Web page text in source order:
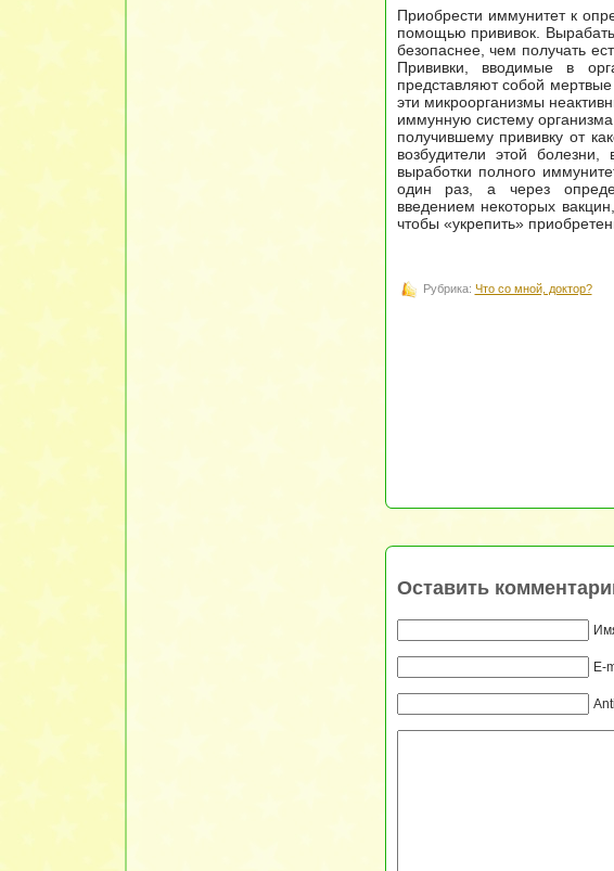
Приобрести иммунитет к
помощью прививок.
безопаснее, чем получать
Прививки, вводимые в
представляют собой
эти микроорганизмы
иммунную систему
получившему прививку от
возбудители этой
выработки полного
один раз, а через
введением некоторых
чтобы «укрепить»
Рубрика: Что со мной, доктор?
Оставить
E-